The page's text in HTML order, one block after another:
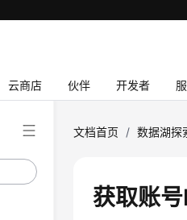
云商店 伙伴 开发者
文档首页 / 数据湖探
获取账